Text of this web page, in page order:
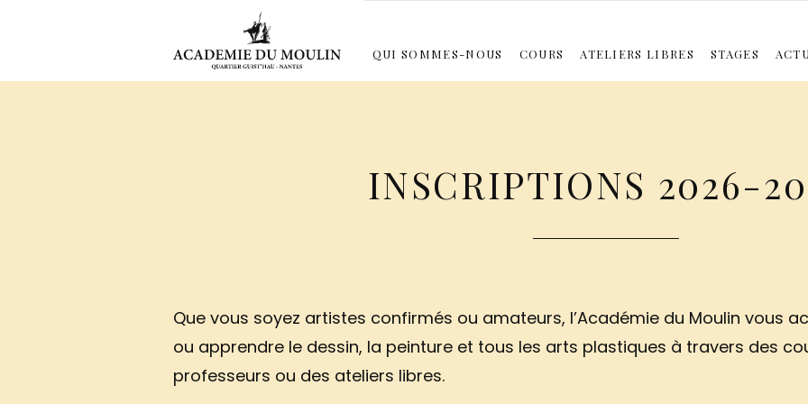
Académie
Ateliers
d'arts
QUI SOMMES-NOUS COURS ATELIERS LIBRES STAGES
INSCRIPTIONS 2026-
Que vous soyez artistes confirmés ou amateurs, l’Académie du Moulin vous
ou apprendre le dessin, la peinture et tous les arts plastiques à travers des
professeurs ou des ateliers libres.